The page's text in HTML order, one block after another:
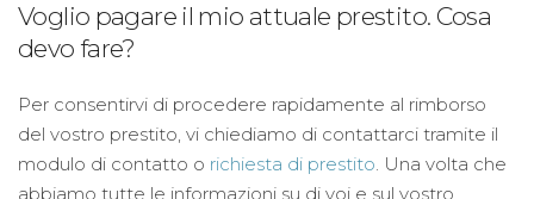
Voglio pagare il mio attuale prestito. Cosa
devo fare?
Per consentirvi di procedere rapidamente al rimborso
del vostro prestito, vi chiediamo di contattarci tramite il
modulo di contatto o richiesta di prestito. Una volta che
abbiamo tutte le informazioni su di voi e sul vostro